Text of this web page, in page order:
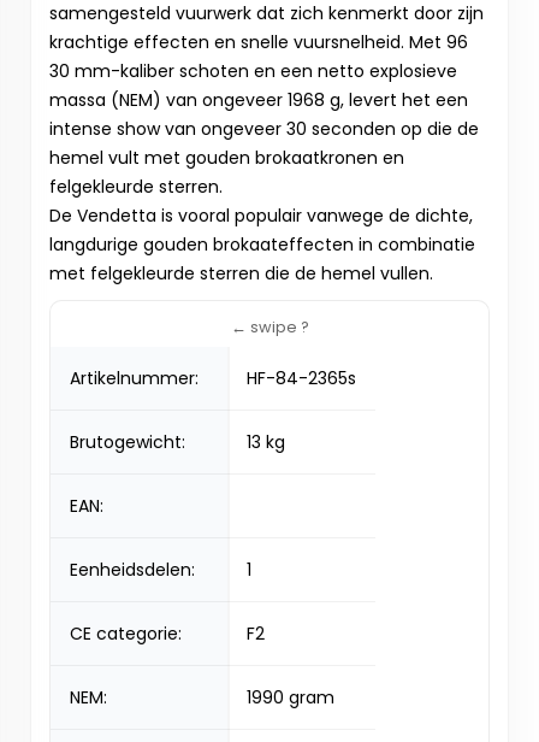
samengesteld vuurwerk dat zich kenmerkt door zijn
krachtige effecten en snelle vuursnelheid. Met 96
30 mm-kaliber schoten en een netto explosieve
massa (NEM) van ongeveer 1968 g, levert het een
intense show van ongeveer 30 seconden op die de
hemel vult met gouden brokaatkronen en
felgekleurde sterren.
De Vendetta is vooral populair vanwege de dichte,
langdurige gouden brokaateffecten in combinatie
met felgekleurde sterren die de hemel vullen.
Artikelnummer: HF-84-2365s
Brutogewicht: 13 kg
EAN:
Eenheidsdelen: 1
CE categorie: F2
NEM: 1990 gram